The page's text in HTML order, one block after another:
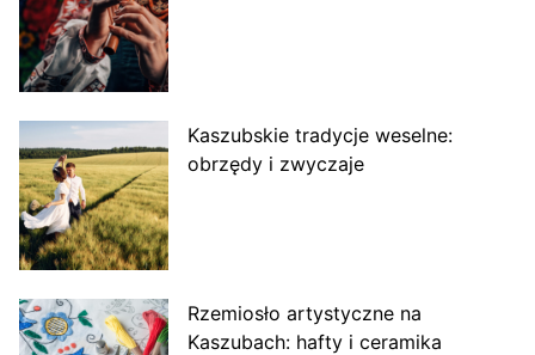
Kaszubskie tradycje weselne:
obrzędy i zwyczaje
Rzemiosło artystyczne na
Kaszubach: hafty i ceramika